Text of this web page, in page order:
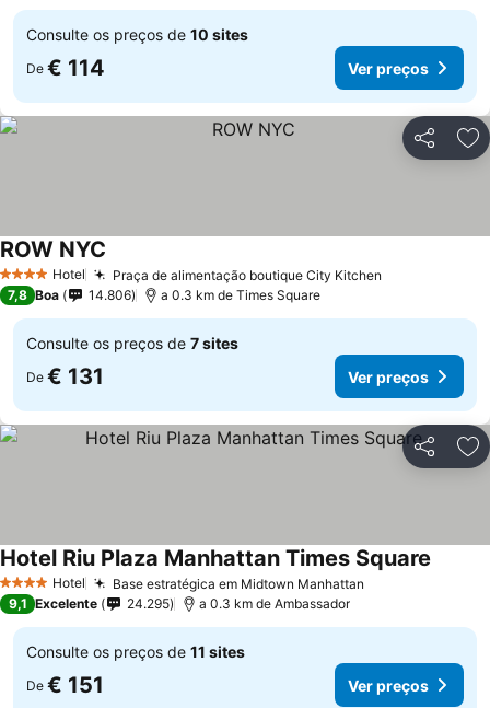
Consulte os preços de 10 sites
De € 114 Ver preços
Partilhar
4 EstrelasHotel Praça de alimentação boutique City Kitchen
ROW NYC
7,8 Boa 14.806 a 0.3 km de Times Square
Consulte os preços de 7 sites
De € 131 Ver preços
Partilhar
4 EstrelasHotel Base estratégica em Midtown Manhattan
Hotel Riu Plaza Manhattan Times Square
9,1 Excelente 24.295 a 0.3 km de Ambassador
Consulte os preços de 11 sites
De € 151 Ver preços